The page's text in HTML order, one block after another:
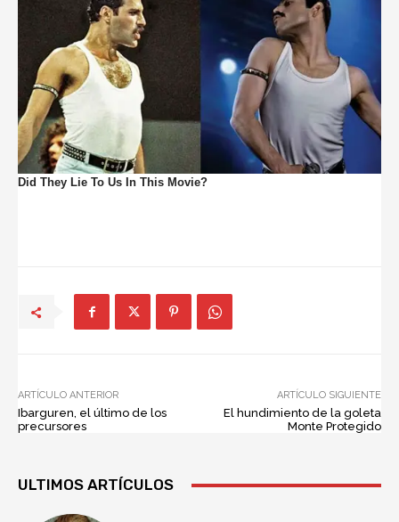
ARTÍCULO ANTERIOR
Ibarguren, el último de los
precursores
ARTÍCULO SIGUIENTE
El hundimiento de la goleta
Monte Protegido
ULTIMOS ARTÍCULOS